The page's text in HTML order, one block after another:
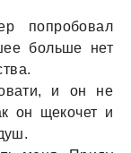
попробовал
больше нет
и он не
он щекочет и